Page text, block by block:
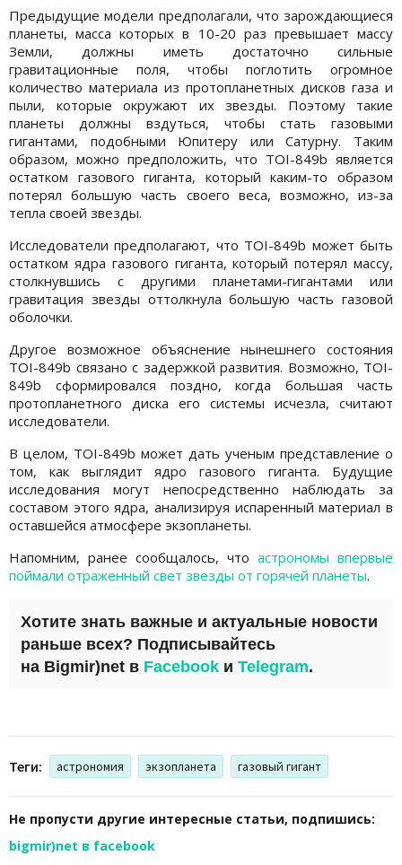
Предыдущие модели предполагали, что зарождающиеся
планеты, масса которых в 10-20 раз превышает массу
Земли, должны иметь достаточно сильные
гравитационные поля, чтобы поглотить огромное
количество материала из протопланетных дисков газа и
пыли, которые окружают их звезды. Поэтому такие
планеты должны вздуться, чтобы стать газовыми
гигантами, подобными Юпитеру или Сатурну. Таким
образом, можно предположить, что TOI-849b является
остатком газового гиганта, который каким-то образом
потерял большую часть своего веса, возможно, из-за
тепла своей звезды.
Исследователи предполагают, что TOI-849b может быть
остатком ядра газового гиганта, который потерял массу,
столкнувшись с другими планетами-гигантами или
гравитация звезды оттолкнула большую часть газовой
оболочки.
Другое возможное объяснение нынешнего состояния
TOI-849b связано с задержкой развития. Возможно, TOI-
849b сформировался поздно, когда большая часть
протопланетного диска его системы исчезла, считают
исследователи.
В целом, TOI-849b может дать ученым представление о
том, как выглядит ядро ​​газового гиганта. Будущие
исследования могут непосредственно наблюдать за
составом этого ядра, анализируя испаренный материал в
оставшейся атмосфере экзопланеты.
Напомним, ранее сообщалось, что астрономы впервые
поймали отраженный свет звезды от горячей планеты.
Хотите знать важные и актуальные новости
раньше всех? Подписывайтесь
на Bigmir)net в Facebook и Telegram.
Теги: астрономия экзопланета газовый гигант
Не пропусти другие интересные статьи, подпишись:
bigmir)net в facebook